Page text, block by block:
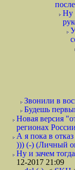
Ну
Звонили в
Будешь
Новая версия
регионах
А я пока в
))) (-) (Личный
Ну и зачем
12-2017 21:09